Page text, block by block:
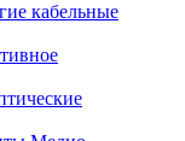
кабельные